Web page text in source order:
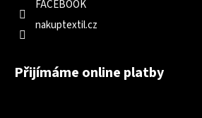
FACEBOOK
nakuptextil.cz
Přijímáme online platby